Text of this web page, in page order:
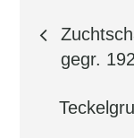
gegr.